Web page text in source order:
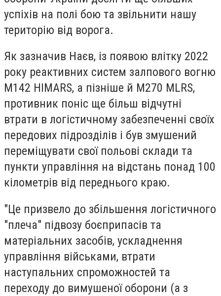
успіхів на полі бою та звільнити нашу
територію від ворога.
Як зазначив Наєв, із появою влітку 2022
року реактивних систем залпового вогню
М142 HIMARS, а пізніше й М270 MLRS,
противник поніс ще більш відчутні
втрати в логістичному забезпеченні своїх
передових підрозділів і був змушений
переміщувати свої польові склади та
пункти управління на відстань понад 100
кілометрів від переднього краю.
"Це призвело до збільшення логістичного
"плеча" підвозу боєприпасів та
матеріальних засобів, ускладнення
управління військами, втрати
наступальних спроможностей та
переходу до вимушеної оборони (а з